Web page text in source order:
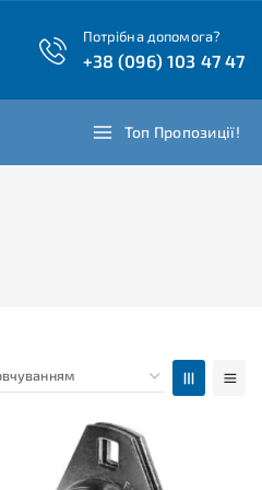
Потрібна допомога?
+38 (096) 103 47 47
Топ Пропозиції!